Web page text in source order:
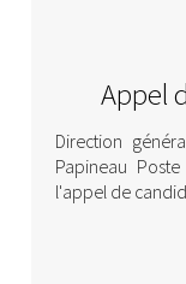
Appel
Direction
Papineau
l'appel de